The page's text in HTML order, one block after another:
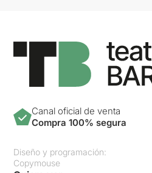
Canal oficial de venta
Compra 100% segura
Diseño y programación:
Copymouse